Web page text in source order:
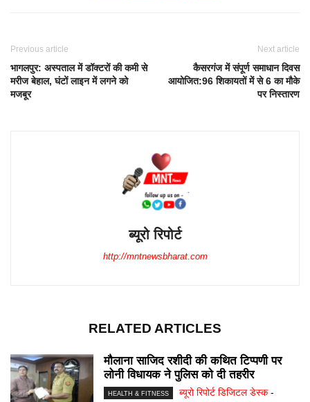
Previous article
भागलपुर: अस्पताल में डॉक्टरों की कमी से
मरीज बेहाल, घंटों लाइन में लगने को
मजबूर
Next article
कैसरगंज में संपूर्ण समाधान दिवस
आयोजित:96 शिकायतों में से 6 का मौके
पर निस्तारण
ब्यूरो रिपोर्ट
http://mntnewsbharat.com
RELATED ARTICLES
मौलाना साजिद रशीदी की कथित टिप्पणी पर
लोनी विधायक ने पुलिस काे दी तहरीर
HEALTH & FITNESS ब्यूरो रिपोर्ट डिजिटल डेस्क -